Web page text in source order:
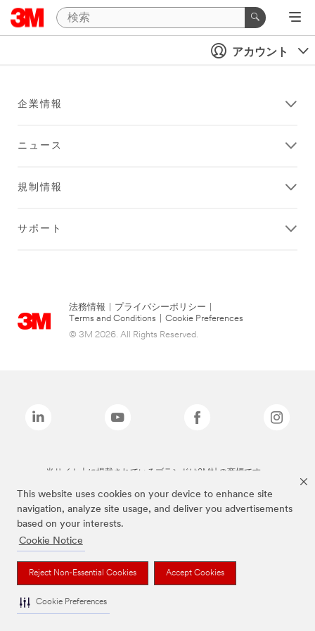
This website uses cookies on your device to enhance site
navigation, analyze site usage, and deliver you advertisements
based on your interests.
Cookie Notice
Reject Non-Essential Cookies Accept Cookies
Cookie Preferences
アカウント
企業情報
ニュース
規制情報
サポート
法務情報 プライバシーポリシー
Terms and Conditions
Cookie Preferences
© 3M 2026. All Rights Reserved.
当サイト上に掲載されているブランドは3M社の商標です。